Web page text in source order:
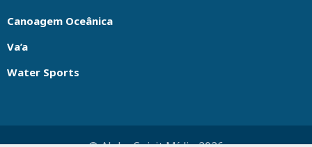
Canoagem Oceânica
Va’a
Water Sports